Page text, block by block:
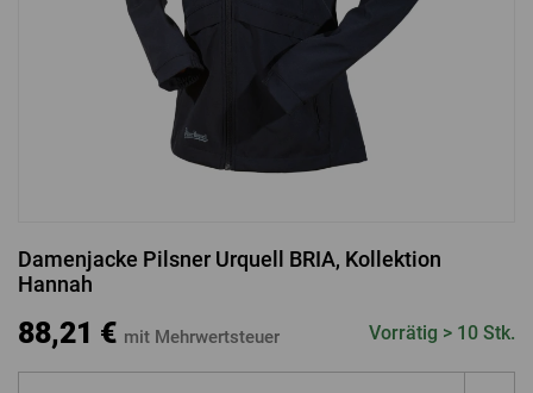
ANMELDUNG ÜBER FACEBOOK
Damenjacke Pilsner Urquell BRIA, Kollektion
Hannah
88,21 € mit Mehrwertsteuer Vorrätig > 10 Stk.